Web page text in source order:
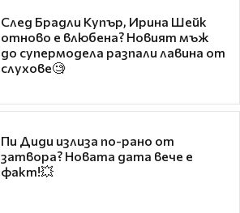
След Брадли Купър, Ирина Шейк
отново е влюбена? Новият мъж
до супермодела разпали лавина от
слухове🧐
Пи Диди излиза по-рано от
затвора? Новата дата вече е
факт!💥